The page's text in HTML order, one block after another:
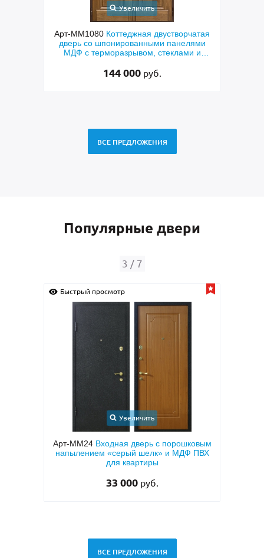
двустворчатая
Увеличить
Арт-ММ578Входная утепленная дверь с
терморазрывом, белыми наличниками,
коричневыми плитами МДФ (окрас по
48 500
ВСЕ ПРЕДЛОЖЕНИЯ
Популярные двери
4 / 7
с порошковым
и МДФ ПВХ
Быстрый просмотр
Увеличить
Арт-ММ95Входная дверь в квартиру с
коричневым порошковым покрытием
«антик», бронеконвертом и МДФ (с
25 000
ВСЕ ПРЕДЛОЖЕНИЯ